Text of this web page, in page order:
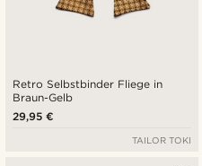
Retro Selbstbinder Fliege in
Braun-Gelb
29,95 €
TAILOR TOKI